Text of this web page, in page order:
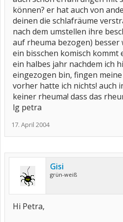
können? er hat auch von
deinen die schlafräume
nach dem umstellen ihre
auf rheuma bezogen) besser
ein bisschen komisch kommt
ein halbes jahr nachdem ich
eingezogen bin, fingen
vorher hatte ich nichts! auch
keiner rheuma! dass das
lg petra
17. April 2004
Gisi
grün-weiß
Hi Petra,